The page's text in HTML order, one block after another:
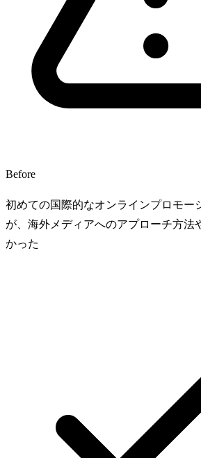
Before
初めての国際的なオンラインプロモー
が、海外メディアへのアプローチ方法
かった